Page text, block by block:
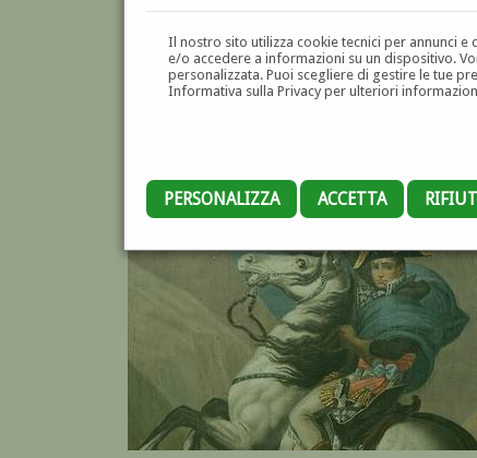
Il nostro sito utilizza cookie tecnici per annunci
e/o accedere a informazioni su un dispositivo.
personalizzata. Puoi scegliere di gestire le tue
Informativa sulla Privacy per ulteriori
PERSONALIZZA ACCETTA
ALPI
A B C D E